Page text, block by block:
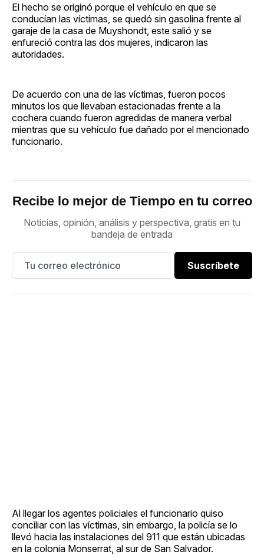
El hecho se originó porque el vehículo en que se
conducían las víctimas, se quedó sin gasolina frente al
garaje de la casa de Muyshondt, este salió y se
enfureció contra las dos mujeres, indicaron las
autoridades.
De acuerdo con una de las víctimas, fueron pocos
minutos los que llevaban estacionadas frente a la
cochera cuando fueron agredidas de manera verbal
mientras que su vehículo fue dañado por el mencionado
funcionario.
Recibe lo mejor de Tiempo en tu correo
Noticias, opinión, análisis y perspectiva, gratis en tu
bandeja de entrada
Suscríbete
Al llegar los agentes policiales el funcionario quiso
conciliar con las víctimas, sin embargo, la policía se lo
llevó hacia las instalaciones del 911 que están ubicadas
en la colonia Monserrat, al sur de San Salvador.